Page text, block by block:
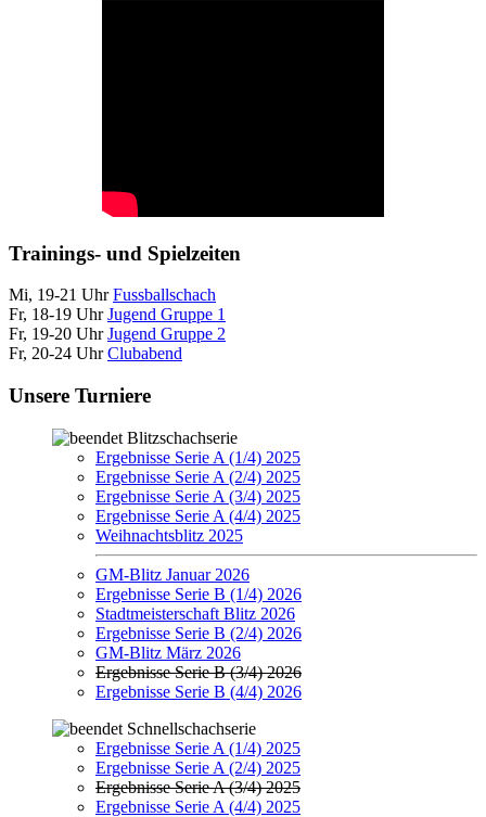
Trainings- und Spielzeiten
Mi, 19-21 UhrFussballschach
Fr, 18-19 UhrJugend Gruppe 1
Fr, 19-20 UhrJugend Gruppe 2
Fr, 20-24 UhrClubabend
Unsere Turniere
Blitzschachserie
Ergebnisse Serie A (1/4) 2025
Ergebnisse Serie A (2/4) 2025
Ergebnisse Serie A (3/4) 2025
Ergebnisse Serie A (4/4) 2025
Weihnachtsblitz 2025
GM-Blitz Januar 2026
Ergebnisse Serie B (1/4) 2026
Stadtmeisterschaft Blitz 2026
Ergebnisse Serie B (2/4) 2026
GM-Blitz März 2026
Ergebnisse Serie B (3/4) 2026
Ergebnisse Serie B (4/4) 2026
Schnellschachserie
Ergebnisse Serie A (1/4) 2025
Ergebnisse Serie A (2/4) 2025
Ergebnisse Serie A (3/4) 2025
Ergebnisse Serie A (4/4) 2025